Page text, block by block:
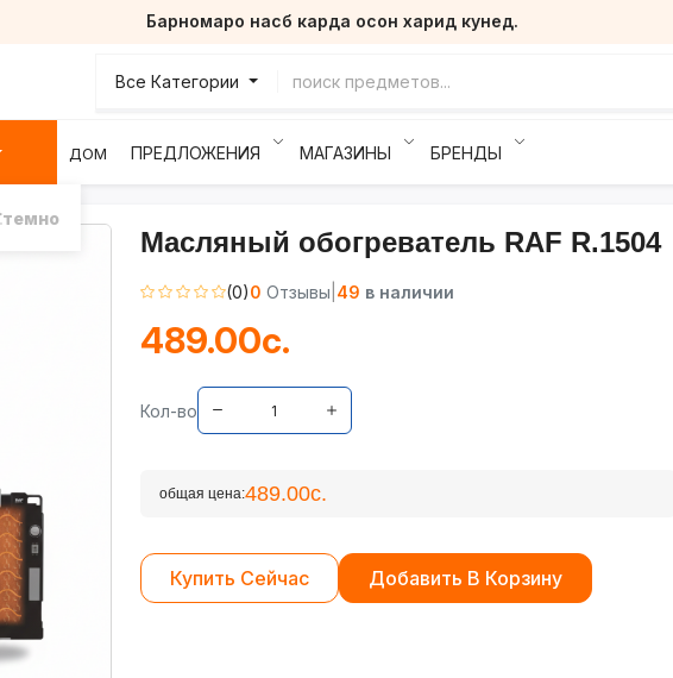
Барномаро насб карда осон харид кунед.
Все Категории
ДОМ ПРЕДЛОЖЕНИЯ МАГАЗИНЫ БРЕНДЫ
темно
Масляный обогреватель RAF R.1504
(0)0 Отзывы 49 в наличии
489.00с.
Кол-во
общая цена:489.00с.
Купить Сейчас Добавить В Корзину